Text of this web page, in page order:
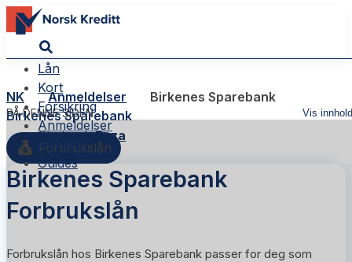
Lån
Kort
Forsikring
Anmeldelser
Nyheter
Guides
NK Anmeldelser Birkenes Sparebank
PÅ DENNE SIDEN Vis innhold
Birkenes Sparebank
Skribent:Reza
Forbrukslån
Birkenes Sparebank
Forbrukslån
Forbrukslån hos Birkenes Sparebank passer for deg som